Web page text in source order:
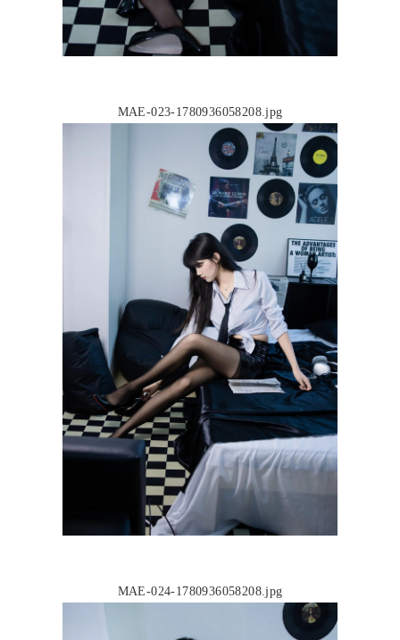
MAE-023-1780936058208.jpg
MAE-024-1780936058208.jpg